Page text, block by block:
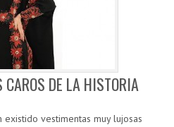
DE LA HISTORIA
vestimentas muy lujosas